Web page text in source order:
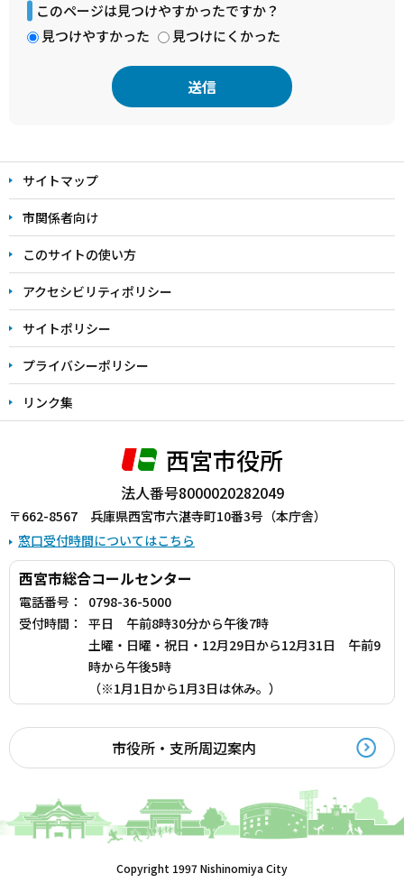
このページは見つけやすかったですか？
見つけやすかった
見つけにくかった
文
こ
こ
ま
で
サイトマップ
市関係者向け
このサイトの使い方
アクセシビリティポリシー
サイトポリシー
プライバシーポリシー
リンク集
西宮市役所
法人番号8000020282049
〒662-8567 兵庫県西宮市六湛寺町10番3号（本庁舎）
窓口受付時間についてはこちら
西宮市総合コールセンター
電話番号：
0798-36-5000
受付時間：
平日 午前8時30分から午後7時
土曜・日曜・祝日・12月29日から12月31日 午前9
時から午後5時
（※1月1日から1月3日は休み。）
市役所・支所周辺案内
Copyright 1997 Nishinomiya City